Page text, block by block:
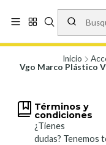
Vísita nuestro local en Los
19.00, Sábados 10:00 a
Inicio
Vgo Marco Plástico
Términos y
condiciones
¿Tienes
dudas? Tenemos